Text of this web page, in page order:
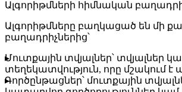
Ալգորիթմների հիմնական
Ալգորիթմները բաղկացած են մի
բաղադրիչներից՝
Մուտքային տվյալներ՝ տվյալներ
տեղեկատվություն, որը մշակում է
Գործընթացներ՝ մուտքային